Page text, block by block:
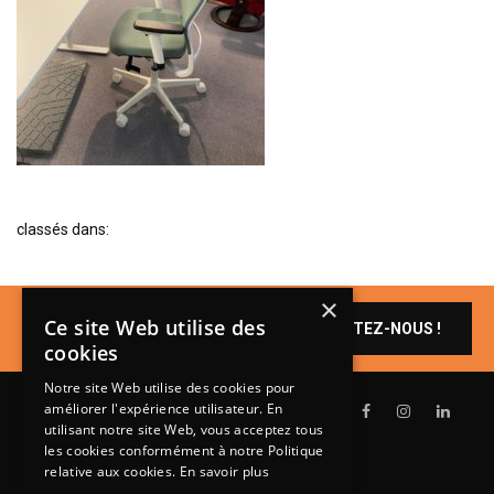
BIBLIOTHÈQUE
TABLE BASSE
FAUTEUILS
CANAPÉS
SALLES À MANGER
BAHUT
CONVERTIBLE
MATELAS
LITS RELEVABLES
CADRES DE LIT
classés dans:
Un produit vous
intéresse ?
CONTACTEZ-NOUS !
Lundi de 14h à 18h30
×
Ce site Web utilise des
cookies
Notre site Web utilise des cookies pour
améliorer l'expérience utilisateur. En
utilisant notre site Web, vous acceptez tous
les cookies conformément à notre Politique
relative aux cookies. En savoir plus